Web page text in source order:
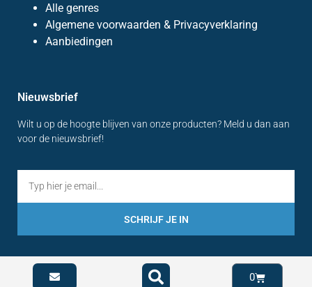
Alle genres
Algemene voorwaarden & Privacyverklaring
Aanbiedingen
Nieuwsbrief
Wilt u op de hoogte blijven van onze producten? Meld u dan aan
voor de nieuwsbrief!
SCHRIJF JE IN
0